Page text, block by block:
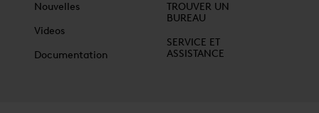
Nouvelles
Videos
Documentation
TROUVER UN
BUREAU
SERVICE ET
ASSISTANCE